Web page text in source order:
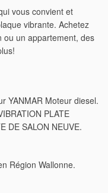
vous convient et
vibrante. Achetez
ou un appartement, des
YANMAR Moteur diesel.
PLATE
DE SALON NEUVE.
Région Wallonne.